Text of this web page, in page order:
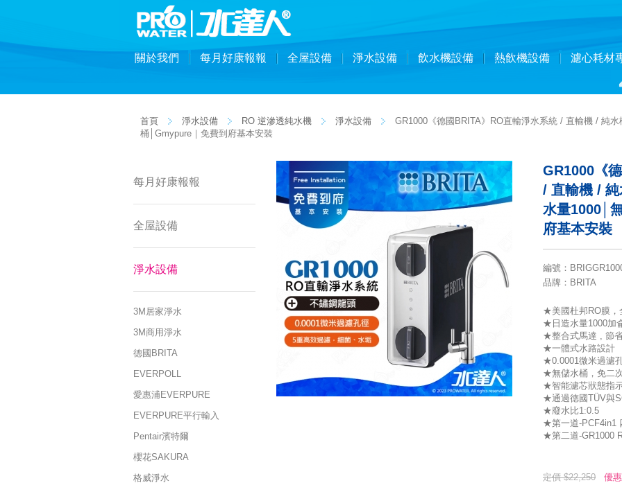
關於我們 每月好康報報 全屋設備 淨水設備 飲水機設備 熱飲機設備 濾心耗材
首頁 淨水設備 RO 逆滲透純水機 淨水設備
GR1000《德國BRITA》RO直輸淨水系統 / 直輸機 / 純
桶│Gmypure｜免費到府基本安裝
每月好康報報
全屋設備
淨水設備
3M居家淨水
3M商用淨水
德國BRITA
EVERPOLL
愛惠浦EVERPURE
EVERPURE平行輸入
Pentair濱特爾
櫻花SAKURA
格威淨水
GR1000《
/ 直輸機 /
水量1000│
府基本安裝
編號 ：
品牌 ：BRITA
★美國杜邦RO膜，
★日造水量1000加
★整合式馬達 , 節
★一體式水路設計
★0.0001微米過濾
★無儲水桶，免二
★智能濾芯狀態指
★通過德國TÜV與
★廢水比1:0.5
★第一道-PCF4in1
★第二道-GR1000
定價 $22,250 優